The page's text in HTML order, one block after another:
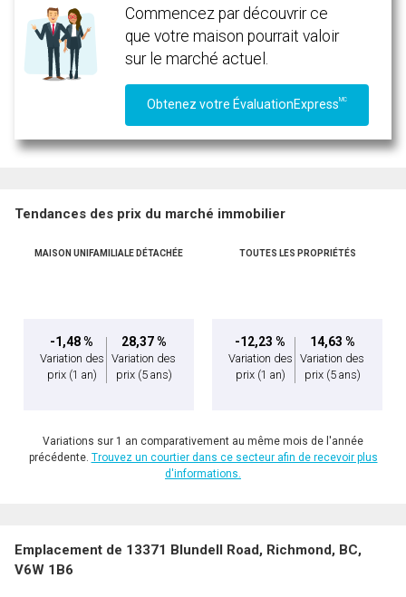
Commencez par découvrir ce
que votre maison pourrait valoir
sur le marché actuel.
Obtenez votre ÉvaluationExpressMC
Tendances des prix du marché immobilier
MAISON UNIFAMILIALE DÉTACHÉE
-1,48 %
Variation des
prix (1 an)
28,37 %
Variation des
prix (5 ans)
TOUTES LES PROPRIÉTÉS
-12,23 %
Variation des
prix (1 an)
14,63 %
Variation des
prix (5 ans)
Variations sur 1 an comparativement au même mois de l'année
précédente. Trouvez un courtier dans ce secteur afin de recevoir plus
d'informations.
Emplacement de 13371 Blundell Road, Richmond, BC,
V6W 1B6